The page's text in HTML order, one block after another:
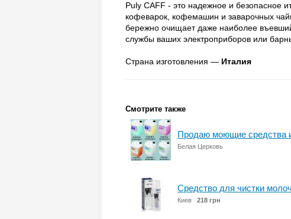
Puly CAFF - это надежное и безопасное
кофеварок, кофемашин и заварочных
бережно очищает даже наиболее
службы ваших электроприборов или
Страна изготовления — Италия
Смотрите также
Продаю моющие средства
Белая Церковь
Средство для чистки
Киев 218 грн